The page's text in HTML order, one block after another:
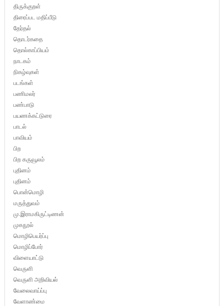
திருக்குறள்
திரைப்பட மதிப்பீடு
தேர்தல்
தொடர்கதை
தொல்காப்பியம்
நாடகம்
நிகழ்வுகள்
படங்கள்
பணிமலர்
பண்பாடு
பயணக்கட்டுரை
பாடல்
பாவியம்
பிற
பிற கருவூலம்
புதினம்
புதினம்
பொன்மொழி
மருத்துவம்
மு.இராமகிருட்டிணன்
முகநூல்
மொழிபெயர்ப்பு
மொழிப்போர்
விளையாட்டு
வெருளி
வெருளி அறிவியல்
வேலைவாய்ப்பு
வேளாண்மை